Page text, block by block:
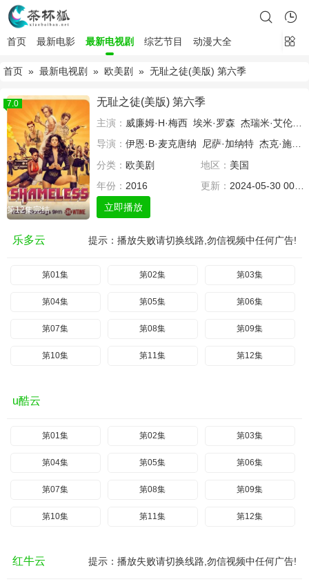
首页 最新电影 最新电视剧 综艺节目 动漫大全
首页 » 最新电视剧 » 欧美剧 » 无耻之徒(美版) 第六季
7.0
第12集完结
无耻之徒(美版) 第六季
主演： 威廉姆·H·梅西 埃米·罗森 杰瑞米·艾伦·怀特
导演： 伊恩·B·麦克唐纳 尼萨·加纳特 杰克·施莱尔
分类： 欧美剧 地区： 美国
年份： 2016 更新： 2024-05-30 00:00
立即播放
乐多云 提示：播放失败请切换线路,勿信视频中任何广告!
第01集 第02集 第03集
第04集 第05集 第06集
第07集 第08集 第09集
第10集 第11集 第12集
u酷云
第01集 第02集 第03集
第04集 第05集 第06集
第07集 第08集 第09集
第10集 第11集 第12集
红牛云 提示：播放失败请切换线路,勿信视频中任何广告!